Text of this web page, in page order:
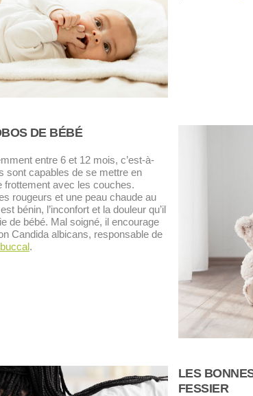
DE BÉBÉ
entre 6 et 12 mois, c’est-à-
sont capables de se mettre en
frottement avec les couches.
rougeurs et une peau chaude au
bénin, l’inconfort et la douleur qu’il
de bébé. Mal soigné, il encourage
Candida albicans, responsable de
.
LES
FESSIER